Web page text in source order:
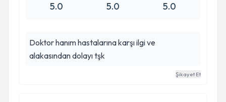
5.0 5.0 5.0
Doktor hanım hastalarına karşı ilgi ve
alakasından dolayı tşk
Şikayet Et